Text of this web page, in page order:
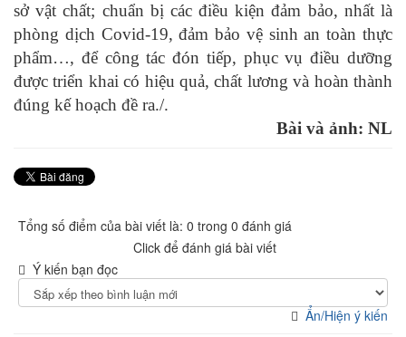
sở vật chất; chuẩn bị các điều kiện đảm bảo, nhất là
phòng dịch Covid-19, đảm bảo vệ sinh an toàn thực
phẩm…, để công tác đón tiếp, phục vụ điều dưỡng
được triển khai có hiệu quả, chất lương và hoàn thành
đúng kế hoạch đề ra./.
Bài và ảnh: NL
Tổng số điểm của bài viết là: 0 trong 0 đánh giá
Click để đánh giá bài viết
Ý kiến bạn đọc
Ẩn/Hiện ý kiến